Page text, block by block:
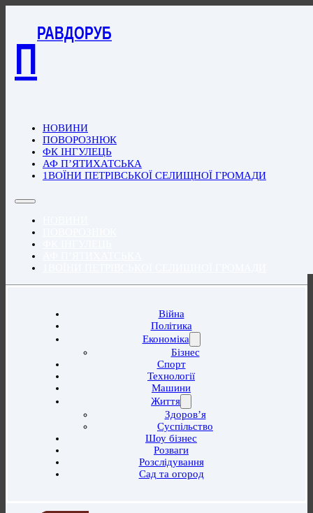
П
РАВДОРУБ
НОВИНИ
ПОВОРОЗНЮК
ФК ІНГУЛЕЦЬ
АФ П’ЯТИХАТСЬКА
1ВОЇНИ ПЕТРІВСЬКОЇ СЕЛИЩНОЇ ГРОМАДИ
Війна
Політика
Економіка
Бізнес
Спорт
Технології
Машини
Життя
Здоров’я
Суспільство
Шоу бізнес
Розваги
Розслідування
Сад та огород